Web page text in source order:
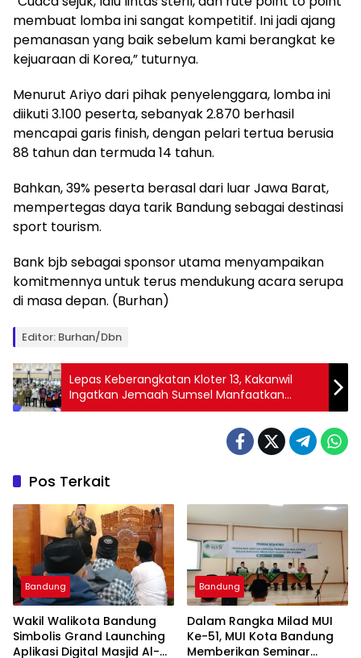
membuat lomba ini sangat kompetitif. Ini jadi ajang
pemanasan yang baik sebelum kami berangkat ke
kejuaraan di Korea,” tuturnya.
Menurut Ariyo dari pihak penyelenggara, lomba ini
diikuti 3.100 peserta, sebanyak 2.870 berhasil
mencapai garis finish, dengan pelari tertua berusia
88 tahun dan termuda 14 tahun.
Bahkan, 39% peserta berasal dari luar Jawa Barat,
mempertegas daya tarik Bandung sebagai destinasi
sport tourism.
Bank bjb sebagai sponsor utama menyampaikan
komitmennya untuk terus mendukung acara serupa
di masa depan. (Burhan)
Editor: Burhan/Dbn
Lepas Keberangkatan Kloter 13, Kakanwil
Ingatkan Jemaah Sumsel Manfaatkan
Waktu Untuk Beribada
Pos Terkait
Bandung
Wakil Walikota Bandung
Simbolis Grand Launching
Aplikasi Digital Masjid Al-
Bandung
Dalam Rangka Milad MUI
Ke-51, MUI Kota Bandung
Memberikan Seminar